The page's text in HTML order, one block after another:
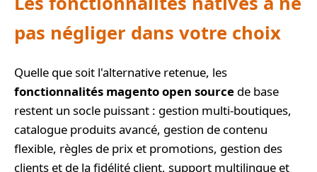
pas négliger dans votre choix
Quelle que soit l'alternative retenue, les
fonctionnalités magento open source de base
restent un socle puissant : gestion multi-boutiques,
catalogue produits avancé, gestion de contenu
flexible, règles de prix et promotions, gestion des
clients et de la fidélité client, support multilingue et